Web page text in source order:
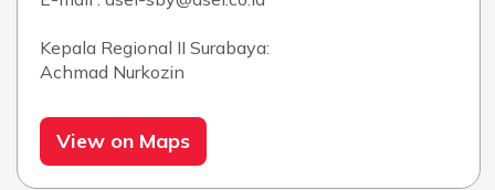
Kepala Regional II Surabaya:
Achmad Nurkozin
View on Maps